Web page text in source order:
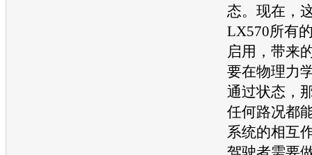
态。现在，
LX570所有
启用，带来
要在物理力
通过状态，
任何路况都
系统的相互